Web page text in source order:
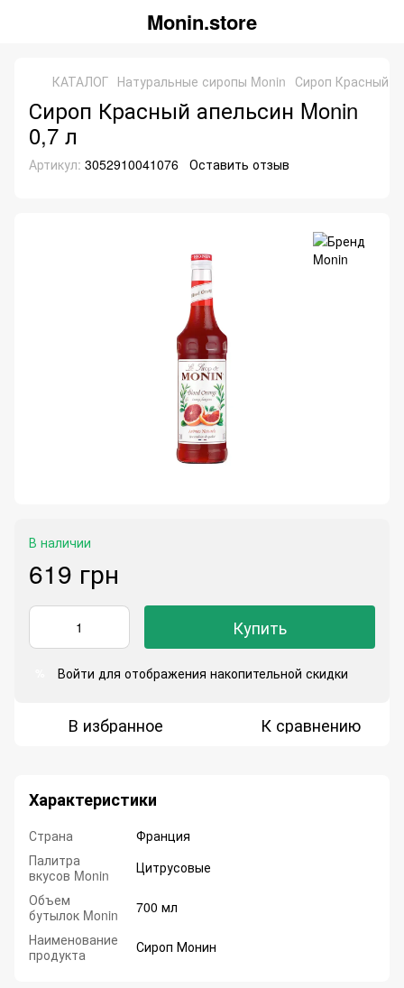
Monin.store
КАТАЛОГ Натуральные сиропы Monin Сироп Красный
Сироп Красный апельсин Monin
0,7 л
Артикул: 3052910041076 Оставить отзыв
В наличии
619 грн
Купить
Войти для отображения накопительной скидки
В избранное К сравнению
Характеристики
Страна
Франция
Палитра
вкусов Monin
Цитрусовые
Объем
бутылок Monin
700 мл
Наименование
продукта
Сироп Монин